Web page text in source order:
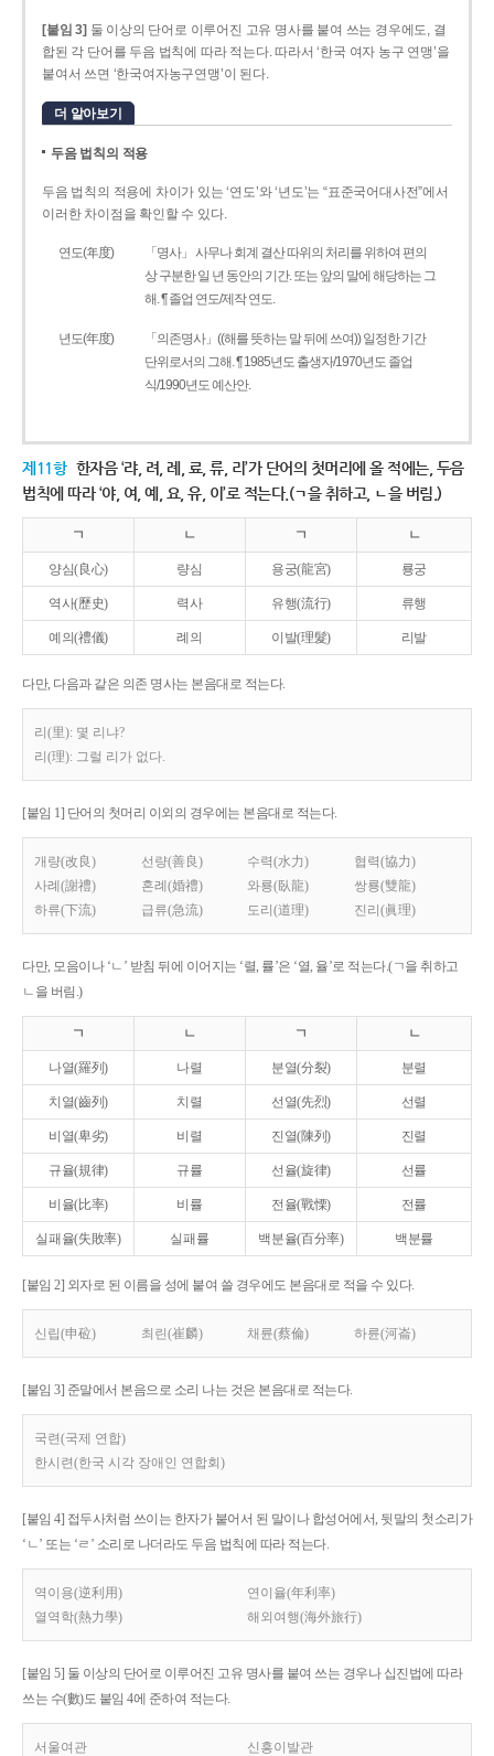
[붙임 3] 둘 이상의 단어로 이루어진 고유 명사를 붙여 쓰는 경우에도, 결
합된 각 단어를 두음 법칙에 따라 적는다. 따라서 ‘한국 여자 농구 연맹’을
붙여서 쓰면 ‘한국여자농구연맹’이 된다.
더 알아보기
두음 법칙의 적용
두음 법칙의 적용에 차이가 있는 ‘연도’와 ‘년도’는 “표준국어대사전”에서
이러한 차이점을 확인할 수 있다.
연도(年度)
「명사」 사무나 회계 결산 따위의 처리를 위하여 편의
상 구분한 일 년 동안의 기간. 또는 앞의 말에 해당하는 그
해. ¶ 졸업 연도/제작 연도.
년도(年度)
「의존명사」((해를 뜻하는 말 뒤에 쓰여)) 일정한 기간
단위로서의 그해. ¶ 1985년도 출생자/1970년도 졸업
식/1990년도 예산안.
제11항 한자음 ‘랴, 려, 례, 료, 류, 리’가 단어의 첫머리에 올 적에는, 두음
법칙에 따라 ‘야, 여, 예, 요, 유, 이’로 적는다.(ㄱ을 취하고, ㄴ을 버림.)
ㄱ ㄴ ㄱ ㄴ
양심(良心) 량심 용궁(龍宮) 룡궁
역사(歷史) 력사 유행(流行) 류행
예의(禮儀) 례의 이발(理髮) 리발
다만, 다음과 같은 의존 명사는 본음대로 적는다.
리(里): 몇 리냐?
리(理): 그럴 리가 없다.
[붙임 1] 단어의 첫머리 이외의 경우에는 본음대로 적는다.
개량(改良) 선량(善良) 수력(水力)
협력(協力)
사례(謝禮)
혼례(婚禮) 와룡(臥龍)
쌍룡(雙龍)
하류(下流)
급류(急流) 도리(道理) 진리(眞理)
다만, 모음이나 ‘ㄴ’ 받침 뒤에 이어지는 ‘렬, 률’은 ‘열, 율’로 적는다.(ㄱ을 취하고
ㄴ을 버림.)
ㄱ ㄴ ㄱ ㄴ
나열(羅列) 나렬 분열(分裂) 분렬
치열(齒列) 치렬 선열(先烈) 선렬
비열(卑劣) 비렬 진열(陳列) 진렬
규율(規律) 규률 선율(旋律) 선률
비율(比率) 비률 전율(戰慄) 전률
실패율(失敗率) 실패률 백분율(百分率) 백분률
[붙임 2] 외자로 된 이름을 성에 붙여 쓸 경우에도 본음대로 적을 수 있다.
신립(申砬) 최린(崔麟) 채륜(蔡倫) 하륜(河崙)
[붙임 3] 준말에서 본음으로 소리 나는 것은 본음대로 적는다.
국련(국제 연합)
한시련(한국 시각 장애인 연합회)
[붙임 4] 접두사처럼 쓰이는 한자가 붙어서 된 말이나 합성어에서, 뒷말의 첫소리가
‘ㄴ’ 또는 ‘ㄹ’ 소리로 나더라도 두음 법칙에 따라 적는다.
역이용(逆利用)
연이율(年利率)
열역학(熱力學)
해외여행(海外旅行)
[붙임 5] 둘 이상의 단어로 이루어진 고유 명사를 붙여 쓰는 경우나 십진법에 따라
쓰는 수(數)도 붙임 4에 준하여 적는다.
서울여관 신흥이발관